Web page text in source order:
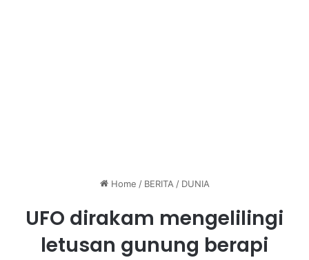
Home / BERITA / DUNIA
UFO dirakam mengelilingi
letusan gunung berapi